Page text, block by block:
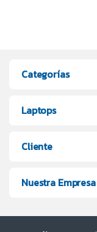
Categorías
Laptops
Cliente
Nuestra Empresa